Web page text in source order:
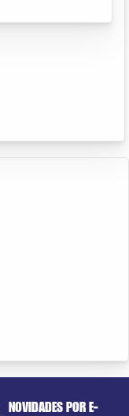
NOVIDADES POR E-